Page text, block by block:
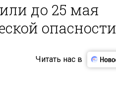
до 25 мая
опасности
Читать нас в